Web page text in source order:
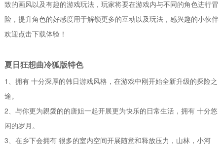
致的画风以及有趣的游戏玩法，玩家将要在游戏内与不同的角色进行冒
险，提升角色的好感度用于解锁更多的互动以及玩法，感兴趣的小伙伴
欢迎点击下载体验！
夏日狂想曲冷狐版特色
1、拥有 十分深厚的韩日游戏风格，在游戏中刚开始全新升级的探险之
途。
2、与你更为親愛的的唐姐一起开展更为快乐的日常生活，拥有 十分悠
闲的岁月。
3、在乡下会拥有 很多的室内空间开展随意和释放压力，山林，小河